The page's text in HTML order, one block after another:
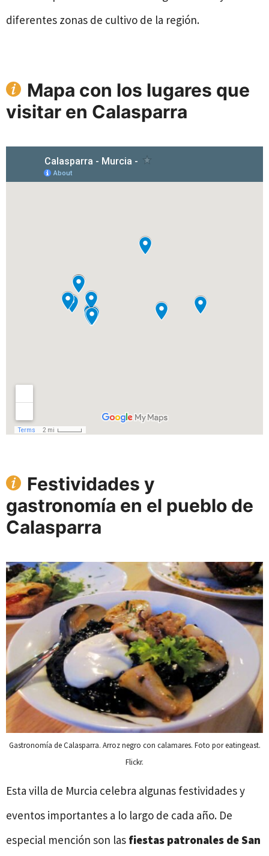
diferentes zonas de cultivo de la región.
Mapa con los lugares que
visitar en Calasparra
Festividades y
gastronomía en el pueblo de
Calasparra
Gastronomía de Calasparra. Arroz negro con calamares. Foto por eatingeast.
Flickr.
Esta villa de Murcia celebra algunas festividades y
eventos importantes a lo largo de cada año. De
especial mención son las fiestas patronales de San